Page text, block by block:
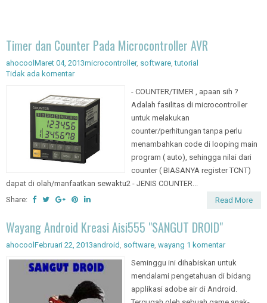
Timer dan Counter Pada Microcontroller AVR
ahocool Maret 04, 2013microcontroller, software,tutorial
Tidak ada komentar
- COUNTER/TIMER , apaan sih ?
Adalah fasilitas di microcontroller
untuk melakukan
counter/perhitungan tanpa perlu
menambahkan code di looping main
program ( auto), sehingga nilai dari
counter ( BIASANYA register TCNT)
dapat di olah/manfaatkan sewaktu2 - JENIS COUNTER...
Share:
Read More
Wayang Android Kreasi Aisi555 "SANGUT DROID"
ahocool Februari 22, 2013android , software, wayang 1 komentar
Seminggu ini dihabiskan untuk
mendalami pengetahuan di bidang
applikasi adobe air di Android.